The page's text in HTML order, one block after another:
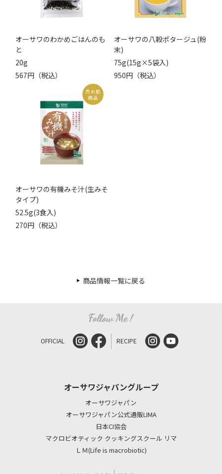
オーサワのわかめごはんのも
と
20g
567円（税込）
オーサワの八穀ポタージュ(粉
末)
75g(15g×5袋入)
950円（税込）
オーサワの有機みそ汁(生みそ
タイプ)
52.5g(3食入)
270円（税込）
商品情報一覧に戻る
OFFICIAL RECIPE
オーサワジャパングループ
オーサワジャパン
オーサワジャパン公式通販LIMA
日本CI協会
マクロビオティック クッキングスクール リマ
ＬＭ(Life is macrobiotic)